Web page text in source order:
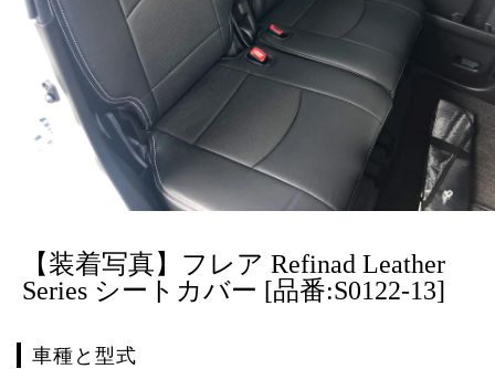
【装着写真】フレア Refinad Leather
Series シートカバー [品番:S0122-13]
車種と型式